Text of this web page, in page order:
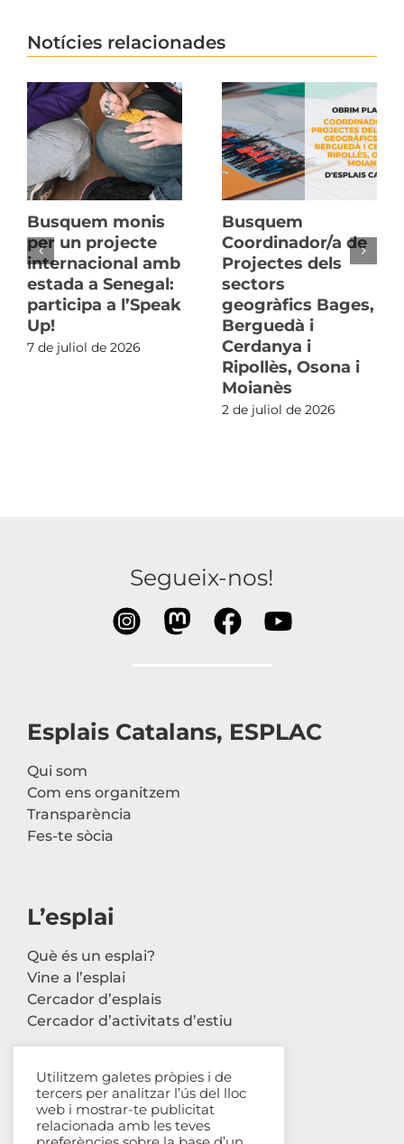
Notícies relacionades
Busquem monis
per un projecte
internacional amb
estada a Senegal:
participa a l’Speak
Up!
7 de juliol de 2026
Busquem
Coordinador/a de
Projectes dels
sectors
geogràfics Bages,
Berguedà i
Cerdanya i
Ripollès, Osona i
Moianès
2 de juliol de 2026
Segueix-nos!
Esplais Catalans, ESPLAC
Qui som
Com ens organitzem
Transparència
Fes-te sòcia
L’esplai
Què és un esplai?
Vine a l’esplai
Cercador d’esplais
Cercador d’activitats d’estiu
Contacte
Carrer Avinyó, 44 2n
Utilitzem galetes pròpies i de
tercers per analitzar l’ús del lloc
web i mostrar-te publicitat
relacionada amb les teves